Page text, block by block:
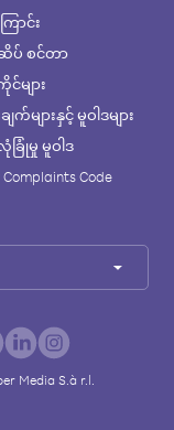
ောင်း
စင်တာ
ျား
က်များနှင့် မူဝါဒများ
ြုံမှု မူဝါဒ
Code
Media S.à r.l.